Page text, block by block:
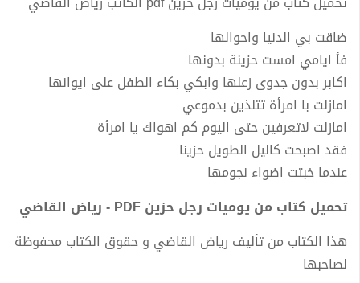
ضاقت بي الدنيا واحوالها
فأ ايامي امست حزينة بدونها
اکابر بدون جدوى زعلها وابكي بكاء الطفل على ايوانها
امازلت با امرأة تتلذين بدموعي
امازلت لاتعرفين حتى اليوم كم اهواك يا امرأة
فقد اصبحت كاليل الطويل حزينا
عندما خبتت اضواء نجومها
تحميل كتاب من يوميات رجل حزين PDF - رياض القاضي
هذا الكتاب من تأليف رياض القاضي و حقوق الكتاب محفوظة
لصاحبها